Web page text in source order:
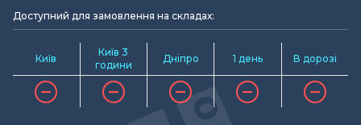
Доступний для замовлення на складах:
Київ
Київ 3
години
Дніпро 1 день В дорозі